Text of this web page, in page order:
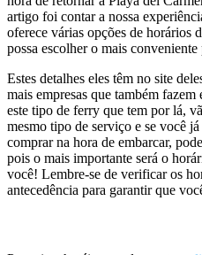
artigo foi contar a nossa
oferece várias opções de horários
possa escolher o mais conveniente
Estes detalhes eles têm no site
mais empresas que também
este tipo de ferry que tem por lá,
mesmo tipo de serviço e se você
comprar na hora de embarcar,
pois o mais importante será o
você! Lembre-se de verificar os
antecedência para garantir que